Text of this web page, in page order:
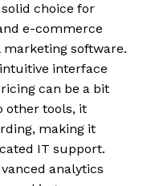
solid choice for
e-commerce
software.
interface
can be a bit
other tools, it
making it
IT support.
analytics